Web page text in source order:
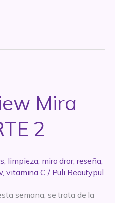
Mira
2
, limpieza, mira dror, reseña,
, vitamina C / Puli Beautypul
semana, se trata de la